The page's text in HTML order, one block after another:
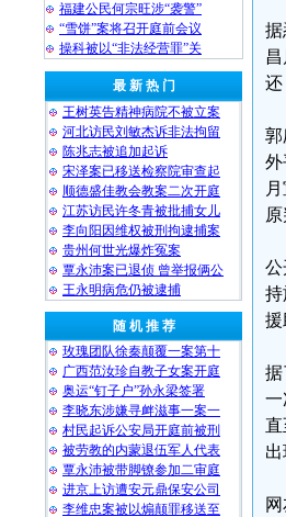
福建公民何宗旺涉“袭警”
“雪饼”案将召开庭前会议
操科被以“非法经营罪”关
最 新 热 门
王树英告精神病院不被立案
河北访民刘敏杰诉非法拘留
陈兆志被追加起诉
宋泽案已移送检察院审查起
顺德盛佳教会教案二次开庭
江苏访民许冬青被批捕女儿
李向阳因维权被刑拘逮捕案
贵州何世光爆炸冤案
覃永沛案已退侦 曾举报俩公
王永明病危仍被逮捕
随 机 推 荐
玫瑰团队徐秦颠覆一案第十
广西范汝珍自教子女案开庭
奥运“钉子户”孙永梁签署
李晓东涉嫌寻衅滋事一案一
村民起诉公安局开庭前被刑
被劳教的内蒙退伍军人代表
覃永沛被带脚镣参加二审庭
进京上访遭安元鼎保安公司
李维忠案被以煽颠罪移送至
据
还
郭
外
公
持
援
据
一
直